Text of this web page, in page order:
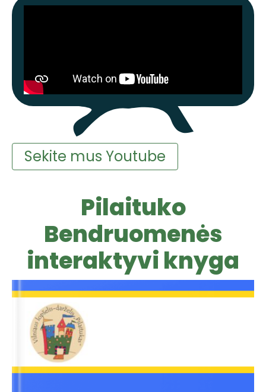
Sekite mus Youtube
Pilaituko
Bendruomenės
interaktyvi knyga